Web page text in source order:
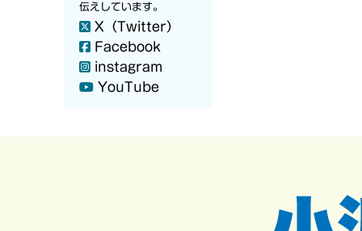
伝えしています。
X（Twitter）
Facebook
instagram
YouTube